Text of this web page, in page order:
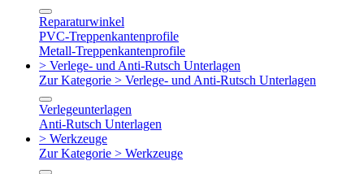
Reparaturwinkel
PVC-Treppenkantenprofile
Metall-Treppenkantenprofile
> Verlege- und Anti-Rutsch Unterlagen
Zur Kategorie > Verlege- und Anti-Rutsch Unterlagen
Verlegeunterlagen
Anti-Rutsch Unterlagen
> Werkzeuge
Zur Kategorie > Werkzeuge